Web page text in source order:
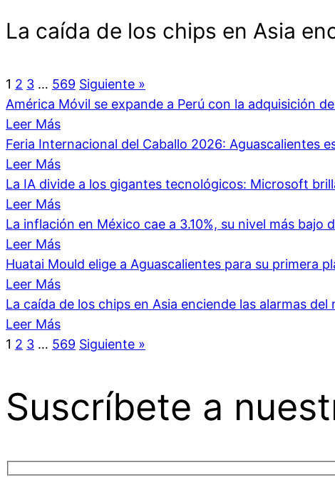
La caída de los chips en Asia
1 2 3 … 569 Siguiente »
América Móvil se expande a Perú con la adquisición
Leer Más
Feria Internacional del Caballo 2026: Aguascalientes
Leer Más
La IA divide a los gigantes tecnológicos: Microsoft
Leer Más
La inflación en México cae a 3.10%, su nivel más bajo
Leer Más
Huatai Mould elige a Aguascalientes para su primera
Leer Más
La caída de los chips en Asia enciende las alarmas
Leer Más
1 2 3 … 569 Siguiente »
Suscríbete a